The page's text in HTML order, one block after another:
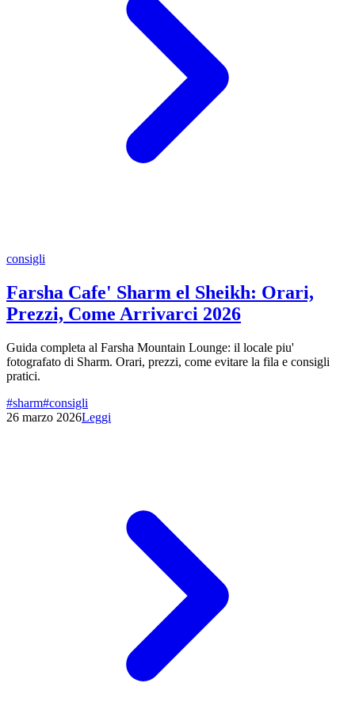
consigli
Farsha Cafe' Sharm el Sheikh: Orari,
Prezzi, Come Arrivarci 2026
Guida completa al Farsha Mountain Lounge: il locale piu'
fotografato di Sharm. Orari, prezzi, come evitare la fila e consigli
pratici.
#sharm#consigli
26 marzo 2026Leggi